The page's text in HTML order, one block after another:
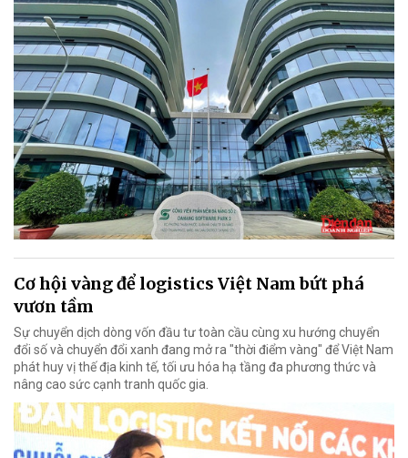
Cơ hội vàng để logistics Việt Nam bứt phá
vươn tầm
Sự chuyển dịch dòng vốn đầu tư toàn cầu cùng xu hướng chuyển
đổi số và chuyển đổi xanh đang mở ra "thời điểm vàng" để Việt Nam
phát huy vị thế địa kinh tế, tối ưu hóa hạ tầng đa phương thức và
nâng cao sức cạnh tranh quốc gia.